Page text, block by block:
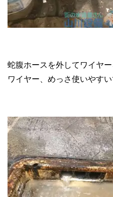
蛇腹ホースを外してワイヤ
ワイヤー、めっさ使いやす